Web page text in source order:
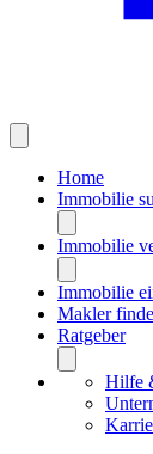
Home
Immobilie
Immobilie
Immobilie
Makler
Ratgeber
Hilfe